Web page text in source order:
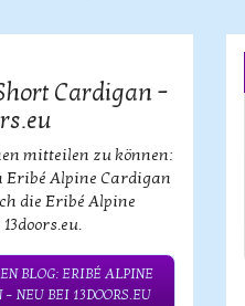
Cardigan –
mitteilen zu können:
Eribé Alpine Cardigan
die Eribé Alpine
BLOG: ERIBÉ ALPINE
NEU BEI 13DOORS.EU